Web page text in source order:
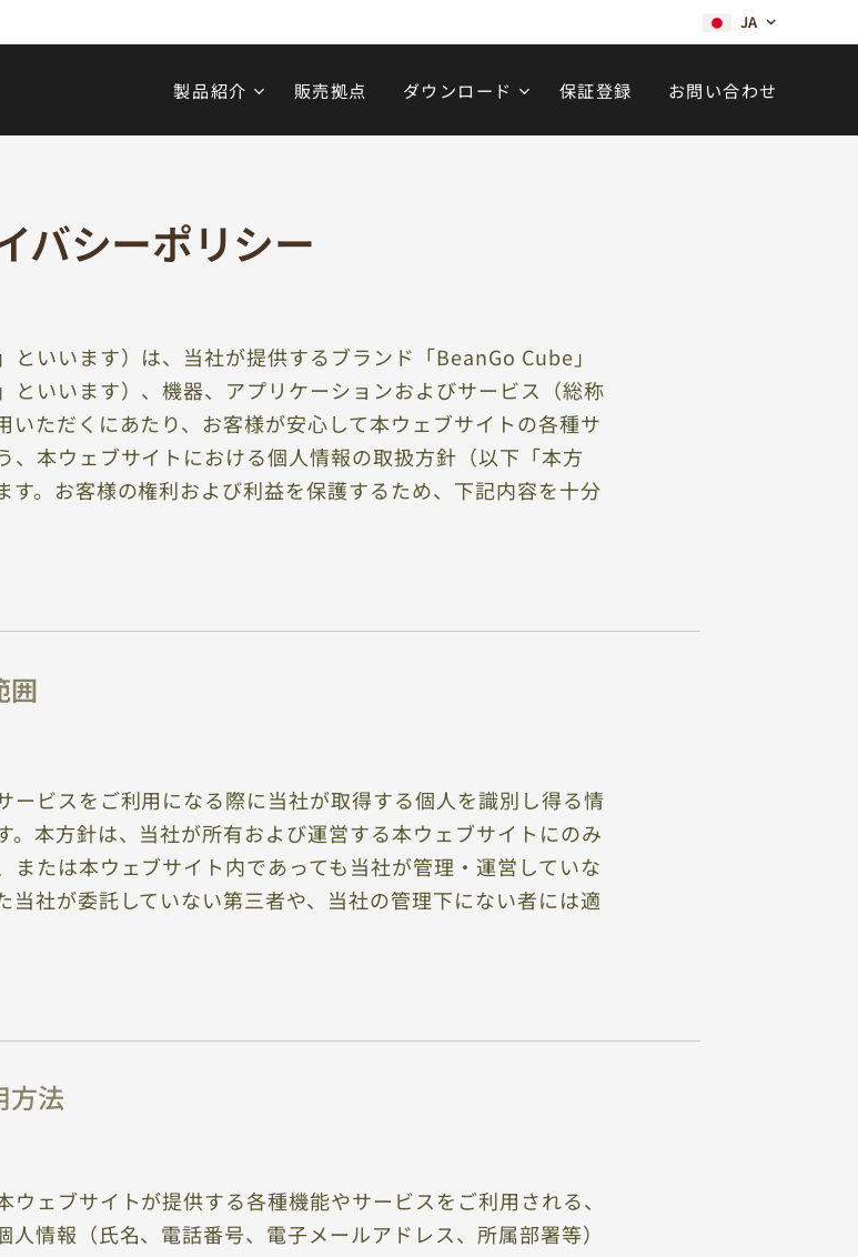
JA
製品紹介 販売拠点 ダウンロード 保証登録 お問い合わせ
バシーポリシー
いいます）は、当社が提供するブランド「BeanGo Cube」
といいます）、機器、アプリケーションおよびサービス（総称
いただくにあたり、お客様が安心して本ウェブサイトの各種サ
、本ウェブサイトにおける個人情報の取扱方針（以下「本方
。お客様の権利および利益を保護するため、下記内容を十分
囲
ービスをご利用になる際に当社が取得する個人を識別し得る情
本方針は、当社が所有および運営する本ウェブサイトにのみ
たは本ウェブサイト内であっても当社が管理・運営していな
当社が委託していない第三者や、当社の管理下にない者には適
方法
ェブサイトが提供する各種機能やサービスをご利用される、
情報（氏名、電話番号、電子メールアドレス、所属部署等）